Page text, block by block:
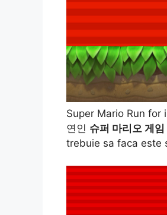
Super Mario Run for
연인 슈퍼 마리오 게임
trebuie sa faca este